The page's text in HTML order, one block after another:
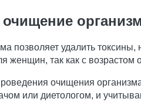
очищение
позволяет удалить
женщин, так как с
очищения
или диетологом, и